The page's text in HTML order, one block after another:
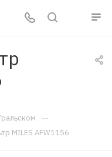
—
MILES AFW1156